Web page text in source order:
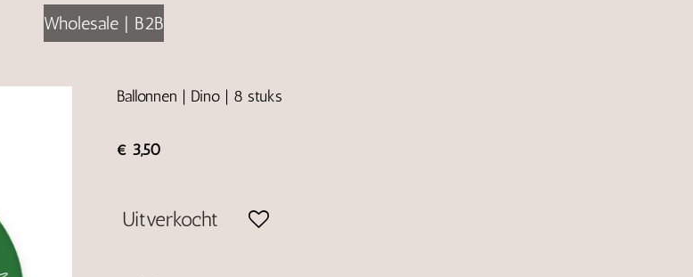
Wholesale | B2B
Ballonnen | Dino | 8 stuks
€ 3,50
Uitverkocht